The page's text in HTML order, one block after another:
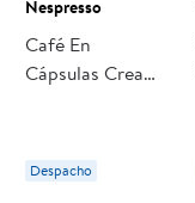
Nespresso
Café En
Cápsulas Creamy
Nespresso
Despacho